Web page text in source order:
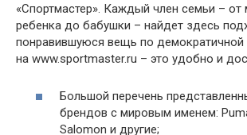
«Спортмастер». Каждый член семьи – от
ребенка до бабушки – найдет здесь
понравившуюся вещь по демократичной
на www.sportmaster.ru – это удобно и
Большой перечень
брендов с мировым именем:
Salomon и другие;